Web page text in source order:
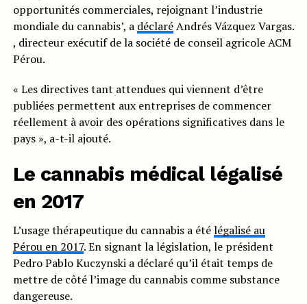
opportunités commerciales, rejoignant l’industrie
mondiale du cannabis’, a déclaréAndrés Vázquez Vargas.
, directeur exécutif de la société de conseil agricole ACM
Pérou.
« Les directives tant attendues qui viennent d’être
publiées permettent aux entreprises de commencer
réellement à avoir des opérations significatives dans le
pays », a-t-il ajouté.
Le cannabis médical légalisé
en 2017
L’usage thérapeutique du cannabis a étélégalisé au
Pérou en 2017. En signant la législation, le président
Pedro Pablo Kuczynski a déclaré qu’il était temps de
mettre de côté l’image du cannabis comme substance
dangereuse.